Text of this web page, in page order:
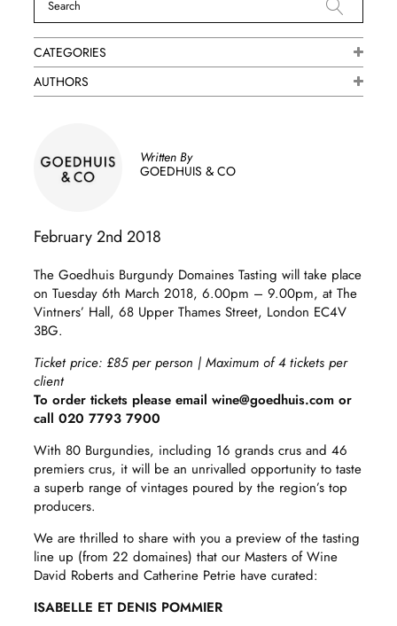
CATEGORIES
AUTHORS
Written By
GOEDHUIS & CO
February 2nd 2018
The Goedhuis Burgundy Domaines Tasting will take place
on Tuesday 6th March 2018, 6.00pm – 9.00pm, at The
Vintners’ Hall, 68 Upper Thames Street, London EC4V
3BG.
Ticket price: £85 per person | Maximum of 4 tickets per
client
To order tickets please email wine@goedhuis.com or
call 020 7793 7900
With 80 Burgundies, including 16 grands crus and 46
premiers crus, it will be an unrivalled opportunity to taste
a superb range of vintages poured by the region’s top
producers.
We are thrilled to share with you a preview of the tasting
line up (from 22 domaines) that our Masters of Wine
David Roberts and Catherine Petrie have curated:
ISABELLE ET DENIS POMMIER